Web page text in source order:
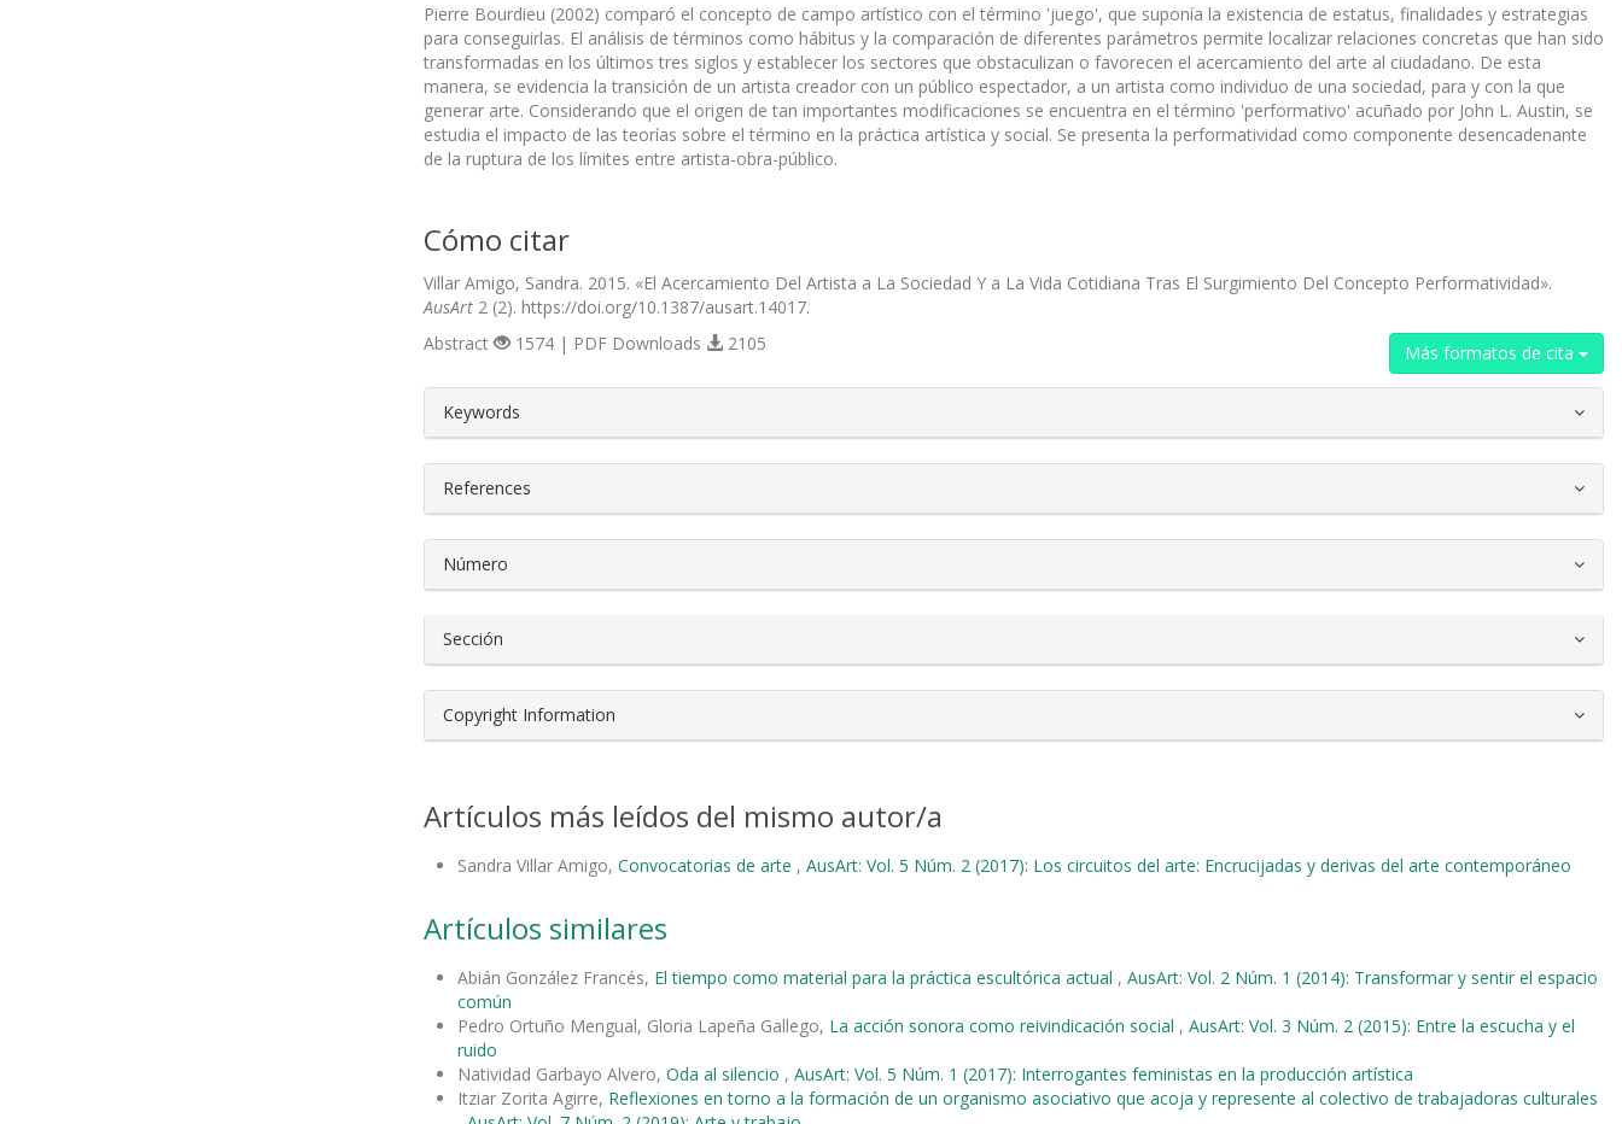
Pierre Bourdieu (2002) comparó el concepto de campo artístico con el término 'juego', que suponía la existencia de estatus, finalidades y estrategias
para conseguirlas. El análisis de términos como hábitus y la comparación de diferentes parámetros permite localizar relaciones concretas que han sido
transformadas en los últimos tres siglos y establecer los sectores que obstaculizan o favorecen el acercamiento del arte al ciudadano. De esta
manera, se evidencia la transición de un artista creador con un público espectador, a un artista como individuo de una sociedad, para y con la que
generar arte. Considerando que el origen de tan importantes modificaciones se encuentra en el término 'performativo' acuñado por John L. Austin, se
estudia el impacto de las teorías sobre el término en la práctica artística y social. Se presenta la performatividad como componente desencadenante
de la ruptura de los límites entre artista-obra-público.
Cómo citar
Villar Amigo, Sandra. 2015. «El Acercamiento Del Artista a La Sociedad Y a La Vida Cotidiana Tras El Surgimiento Del Concepto Performatividad».
AusArt 2 (2). https://doi.org/10.1387/ausart.14017.
Más formatos de cita
Abstract 1574 | PDF Downloads 2105
##plugins.themes.bootstrap3.article.details##
Keywords
References
Número
Sección
Copyright Information
Artículos más leídos del mismo autor/a
Sandra Villar Amigo, Convocatorias de arte , AusArt: Vol. 5 Núm. 2 (2017): Los circuitos del arte: Encrucijadas y derivas del arte contemporáneo
Artículos similares
Abián González Francés, El tiempo como material para la práctica escultórica actual , AusArt: Vol. 2 Núm. 1 (2014): Transformar y sentir el espacio
común
Pedro Ortuño Mengual, Gloria Lapeña Gallego, La acción sonora como reivindicación social , AusArt: Vol. 3 Núm. 2 (2015): Entre la escucha y el
ruido
Natividad Garbayo Alvero, Oda al silencio , AusArt: Vol. 5 Núm. 1 (2017): Interrogantes feministas en la producción artística
Itziar Zorita Agirre, Reflexiones en torno a la formación de un organismo asociativo que acoja y represente al colectivo de trabajadoras culturales